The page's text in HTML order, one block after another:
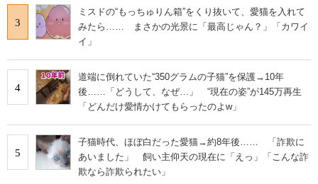
3
ミスドの“もっちゅりん箱”をくり抜いて、愛猫を入れて
みたら…… まさかの光景に「最高じゃん？」「カワイ
イ」
4
道端に倒れていた“350グラムの子猫”を保護→10年
後……「どうして、なぜ…」 “現在の姿”が145万再生
「どんだけ愛情かけてもらったのよw」
5
子猫時代、ほぼ白だった愛猫→約8年後…… 「詐欺に
あいました」 飼い主仰天の現在に「えっ」「こんな詐
欺なら詐欺られたい」